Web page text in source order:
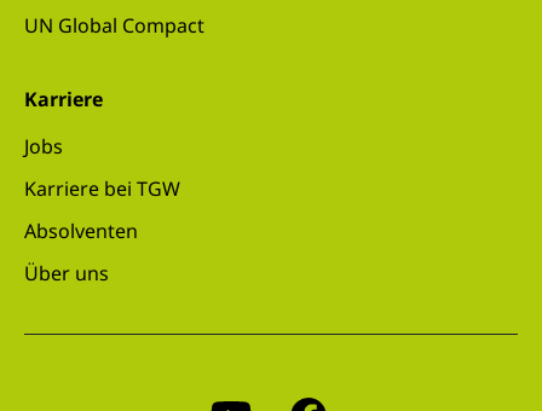
UN Global Compact
Karriere
Jobs
Karriere bei TGW
Absolventen
Über uns